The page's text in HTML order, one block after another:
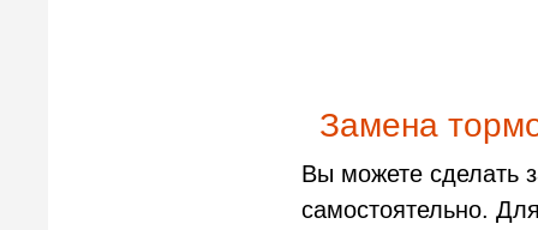
Замена
Вы можете сделать
самостоятельно.